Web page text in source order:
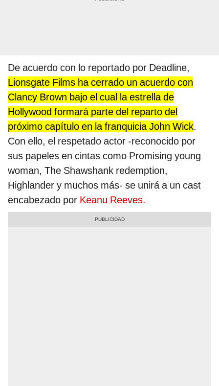
De acuerdo con lo reportado por Deadline,
Lionsgate Films ha cerrado un acuerdo con
Clancy Brown bajo el cual la estrella de
Hollywood formará parte del reparto del
próximo capítulo en la franquicia John Wick.
Con ello, el respetado actor -reconocido por
sus papeles en cintas como Promising young
woman, The Shawshank redemption,
Highlander y muchos más- se unirá a un cast
encabezado por Keanu Reeves.